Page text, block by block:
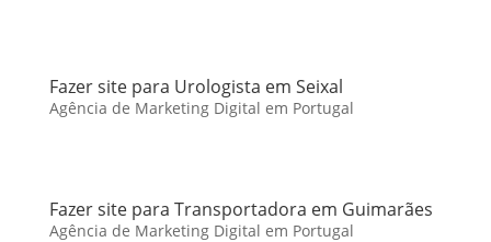
Fazer site para Urologista em Seixal
Agência de Marketing Digital em Portugal
Fazer site para Transportadora em Guimarães
Agência de Marketing Digital em Portugal